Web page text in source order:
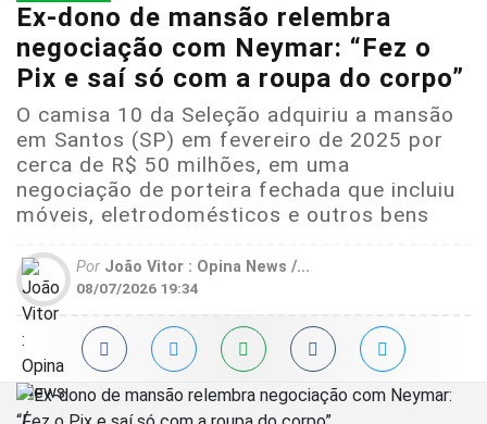
Ex-dono de mansão relembra
negociação com Neymar: “Fez o
Pix e saí só com a roupa do corpo”
O camisa 10 da Seleção adquiriu a mansão
em Santos (SP) em fevereiro de 2025 por
cerca de R$ 50 milhões, em uma
negociação de porteira fechada que incluiu
móveis, eletrodomésticos e outros bens
Por João Vitor : Opina News /...
08/07/2026 19:34